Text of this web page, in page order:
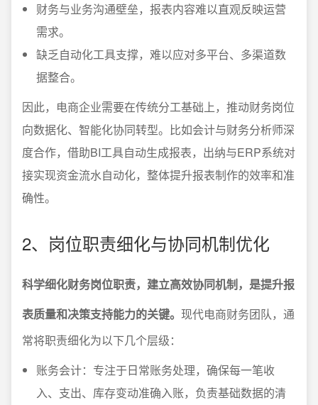
财务与业务沟通壁垒，报表内容难以直观反映运营
需求。
缺乏自动化工具支撑，难以应对多平台、多渠道数
据整合。
因此，电商企业需要在传统分工基础上，推动财务岗位
向数据化、智能化协同转型。比如会计与财务分析师深
度合作，借助BI工具自动生成报表，出纳与ERP系统对
接实现资金流水自动化，整体提升报表制作的效率和准
确性。
2、岗位职责细化与协同机制优化
科学细化财务岗位职责，建立高效协同机制，是提升报
表质量和决策支持能力的关键。 现代电商财务团队，通
常将职责细化为以下几个层级：
账务会计：专注于日常账务处理，确保每一笔收
入、支出、库存变动准确入账，负责基础数据的清